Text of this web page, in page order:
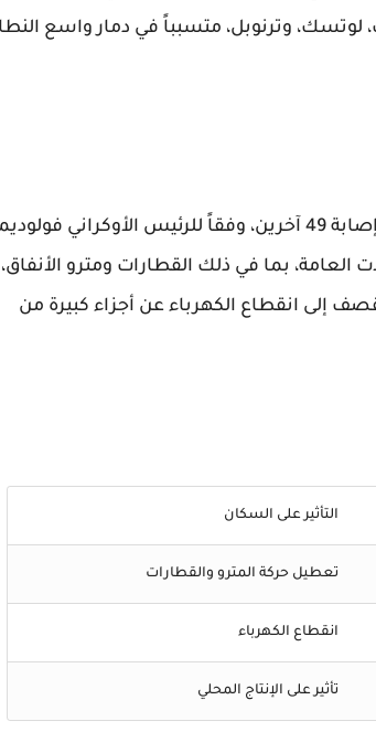
وترنوبل، متسبباً في دمار واسع
أسفر الهجوم الروسي عن مقتل ثلاثة أشخاص على الأقل وإصابة 49 آخرين، وفقاً للرئيس الأوكراني
بما في ذلك القطارات ومترو الأنفاق،
إلى انقطاع الكهرباء عن أجزاء كبيرة من
التأثير على السكان
تعطيل حركة المترو والقطارات
انقطاع الكهرباء
تأثير على الإنتاج المحلي